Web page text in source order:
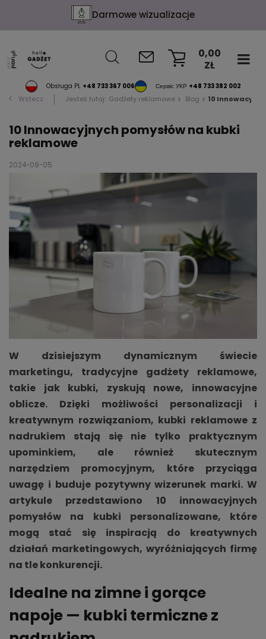
Darmowe wizualizacje
Obsługa PL +48 733 367 006 Сервіс УКР +48 733 382 002
0,00
ZŁ
Wstecz Jesteś tutaj: Gadżety reklamowe Blog 10
10 Innowacyjnych pomysłów na kubki
reklamowe
2024-09-05
W dzisiejszym dynamicznym świecie
marketingu, tradycyjne gadżety reklamowe,
takie jak kubki, zyskują nowe, innowacyjne
oblicze. Dzięki możliwości personalizacji i
kreatywnym rozwiązaniom, kubki reklamowe z
nadrukiem stają się nie tylko praktycznym
upominkiem, ale również skutecznym
narzędziem promocyjnym, które przyciąga
uwagę i buduje pozytywny wizerunek marki. W
artykule przedstawiono 10 innowacyjnych
pomysłów na kubki personalizowane, które
mogą stać się inspiracją do kreatywnych
działań marketingowych, wyróżniających firmę
na tle konkurencji.
Idealne na zimne i gorące
napoje — kubki termiczne z